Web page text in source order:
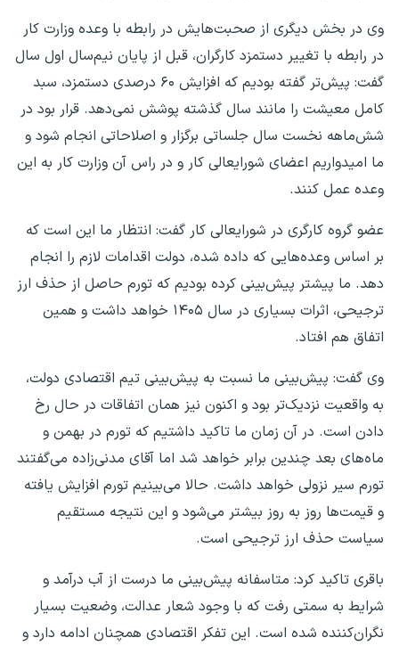
وی در بخش دیگری از صحبت‌هایش در رابطه با وعده وزارت کار
در رابطه با تغییر دستمزد کارگران، قبل از پایان نیم‌سال اول سال
گفت: پیش‌تر گفته بودیم که افزایش ۶۰ درصدی دستمزد، سبد
کامل معیشت را مانند سال گذشته پوشش نمی‌دهد. قرار بود در
شش‌ماهه نخست سال جلساتی برگزار و اصلاحاتی انجام شود و
ما امیدواریم اعضای شورایعالی کار و در راس آن وزارت کار به این
وعده عمل کنند.
عضو گروه کارگری در شورایعالی کار گفت: انتظار ما این است که
بر اساس وعده‌هایی که داده شده، دولت اقدامات لازم را انجام
دهد. ما پیشتر پیش‌بینی کرده بودیم که تورم حاصل از حذف ارز
ترجیحی، اثرات بسیاری در سال ۱۴۰۵ خواهد داشت و همین
اتفاق هم افتاد.
وی گفت: پیش‌بینی ما نسبت به پیش‌بینی تیم اقتصادی دولت،
به واقعیت نزدیک‌تر بود و اکنون نیز همان اتفاقات در حال رخ
دادن است. در آن زمان ما تاکید داشتیم که تورم در بهمن و
ماه‌های بعد چندین برابر خواهد شد اما آقای مدنی‌زاده می‌گفتند
تورم سیر نزولی خواهد داشت. حالا می‌بینیم تورم افزایش یافته
و قیمت‌ها روز به روز بیشتر می‌شود و این نتیجه مستقیم
سیاست حذف ارز ترجیحی است.
باقری تاکید کرد: متاسفانه پیش‌بینی ما درست از آب درآمد و
شرایط به سمتی رفت که با وجود شعار عدالت، وضعیت بسیار
نگران‌کننده شده است. این تفکر اقتصادی همچنان ادامه دارد و